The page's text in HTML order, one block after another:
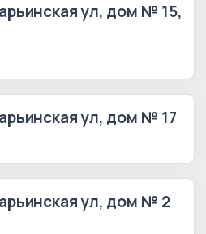
ул, дом № 15,
ул, дом № 17
ул, дом № 2